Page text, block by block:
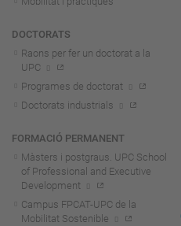
DOCTORATS
Raons per fer un doctorat a la
UPC
Programes de doctorat
Doctorats industrials
FORMACIÓ PERMANENT
Màsters i postgraus. UPC School
of Professional and Executive
Development
Campus FPCAT-UPC de la
Mobilitat Sostenible